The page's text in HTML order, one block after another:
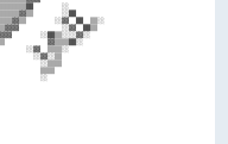
░░
░░██
░░▓▓  ██  ▒▒░░
░░▓▓  ██▒▒
░░██▒▒░░░░▓▓░░
▓▓▒▒▒▒██░░
░░▓▓  ▒▒▒▒░░
░░▓▓░░▒▒
░░▒▒▒▒
▒▒▒▒
░░                    ░░